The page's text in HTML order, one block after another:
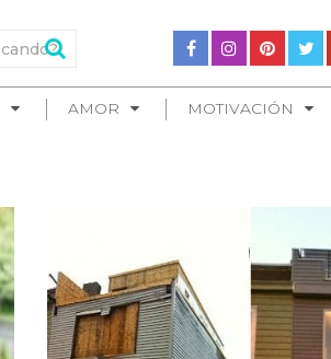
AMOR MOTIVACIÓN